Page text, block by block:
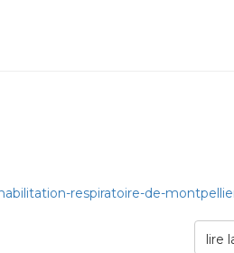
respiratoire-de-
lire